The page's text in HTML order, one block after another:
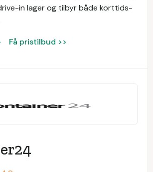
in lager og tilbyr både korttids-
Få pristilbud >>